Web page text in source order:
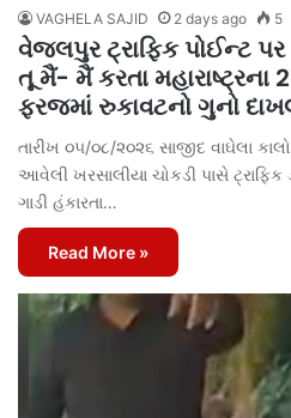
VAGHELA SAJID 2 days ago 5
વેજલપુર ટ્રાફિક પોઈન્ટ
તૂ મૈં- મૈં કરતા મહારાષ્ટ્રના
ફરજમાં રુકાવટનો ગુનો
તારીખ ૦૫/૦૮/૨૦૨૬ સાજીદ વાઘેલા
આવેલી ખરસાલીયા ચોકડી પાસે
ગાડી હંકારતા…
Read More »